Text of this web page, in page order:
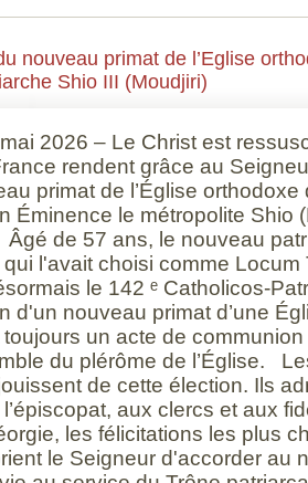
nouveau primat de l’Eglise
Shio III (Moudjiri)
2026 – Le Christ est
rendent grâce au
primat de l’Église
Éminence le métropolite Shio
de 57 ans, le nouveau
l'avait choisi comme Locum
le 142 ᵉ Catholicos-
d'un nouveau primat d’une
un acte de
du plérôme de l’Église.
de cette élection. Ils
aux clercs et aux
les félicitations les plus
le Seigneur d'accorder au